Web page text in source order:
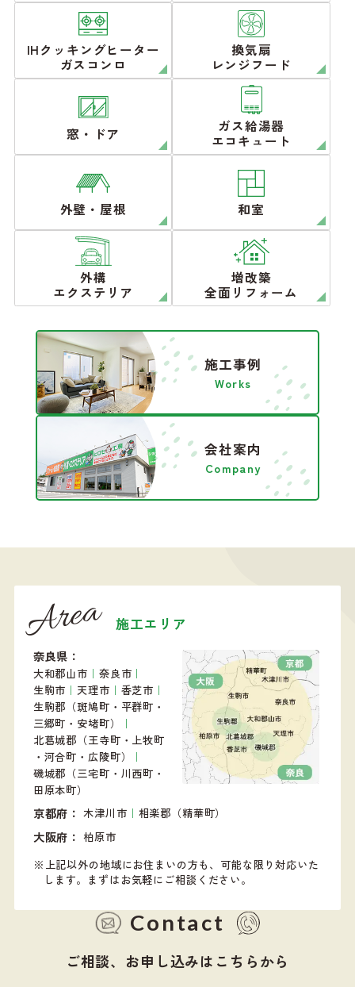
IHクッキングヒーター
ガスコンロ
換気扇
レンジフード
窓・ドア
ガス給湯器
エコキュート
外壁・屋根 和室
外構
エクステリア
増改築
全面リフォーム
施工事例
Works
会社案内
Company
Area 施工エリア
奈良県
大和郡山市 ｜ 奈良市 ｜
生駒市 ｜ 天理市 ｜ 香芝市 ｜
生駒郡（斑鳩町・平群町・
三郷町・安堵町）
｜
北葛城郡（王寺町・上牧町
・河合町・広陵町）
｜
磯城郡（三宅町・川西町・
田原本町）
京都府 木津川市 ｜ 相楽郡（精華町）
大阪府
柏原市
上記以外の地域にお住まいの方も、可能な限り対応いた
します。 まずはお気軽にご相談ください。
Contact
ご相談、お申し込みはこちらから